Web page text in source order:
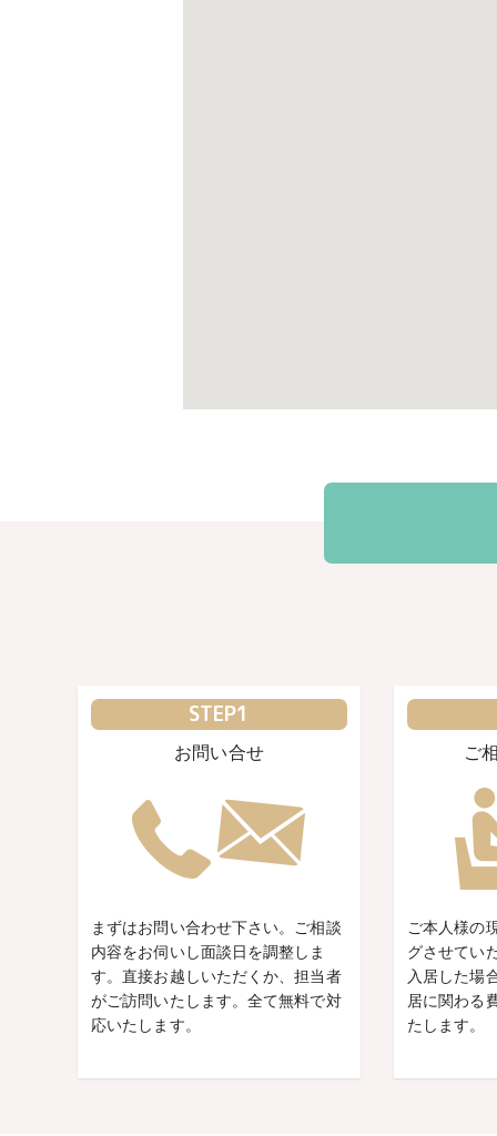
STEP1
お問い合せ
まずはお問い合わせ下さい。ご相談
内容をお伺いし面談日を調整しま
す。直接お越しいただくか、担当者
がご訪問いたします。全て無料で対
応いたします。
ご
ご本人様の
グさせてい
入居した場
居に関わる
たします。